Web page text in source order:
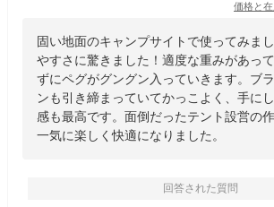
価格と
固い地面のキャンプサイトで使ってみま
やすさに驚きました！適度な重みがあっ
ずにペグがグングン入っていきます。ブ
ンも引き締まっていてかっこよく、手に
感も最高です。面倒だったテント設営の
一気に楽しく快適になりました。
回答された質問